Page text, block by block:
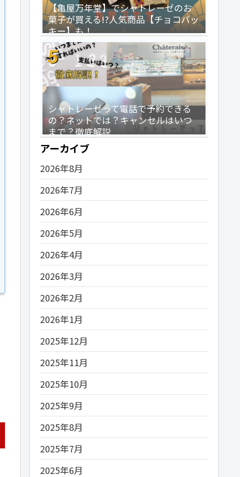
【亀屋万年堂】でシャトレーゼのお
菓子が買える!?人気商品【チョコバッ
キー】も！
シャトレーゼって電話で予約できる
の？ネットでは？キャンセルはいつ
まで？徹底解説
アーカイブ
2026年8月
2026年7月
2026年6月
2026年5月
2026年4月
2026年3月
2026年2月
2026年1月
2025年12月
2025年11月
2025年10月
2025年9月
2025年8月
2025年7月
2025年6月